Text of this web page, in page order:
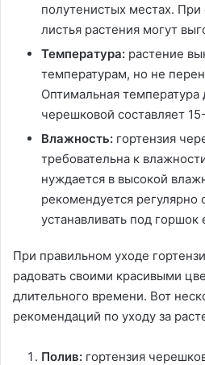
полутенистых местах.
листья растения могут
Температура: растение
температурам, но не
Оптимальная температура
черешковой составляет
Влажность: гортензия
требовательна к
нуждается в высокой
рекомендуется регулярно
устанавливать под горшок
При правильном уходе
радовать своими красивыми
длительного времени. Вот
рекомендаций по уходу за
Полив: гортензия